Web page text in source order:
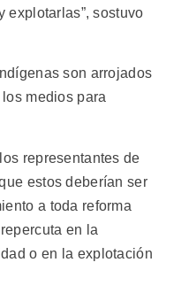
explotarlas”, sostuvo
son arrojados
medios para
representantes de
estos deberían ser
a toda reforma
en la
o en la explotación